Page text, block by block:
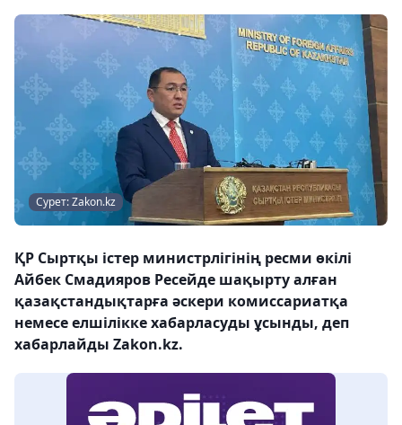
Сурет: Zakon.kz
ҚР Сыртқы істер министрлігінің ресми өкілі
Айбек Смадияров Ресейде шақырту алған
қазақстандықтарға әскери комиссариатқа
немесе елшілікке хабарласуды ұсынды, деп
хабарлайды Zakon.kz.